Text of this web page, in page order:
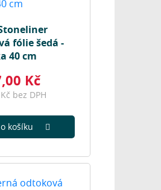
fólie šedá -
40 cm
Kč
bez DPH
košíku